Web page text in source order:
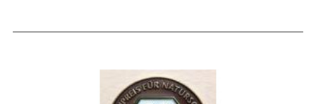
zielgerichtete Forschung die Lebensbedingungen für